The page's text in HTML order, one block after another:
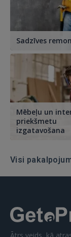
Sadzīves
Mēbeļu un
priekšmetu
izgatavošana
Visi